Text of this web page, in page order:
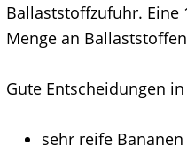
Ballaststoffzufuhr.
Menge an
Gute Entscheidungen
sehr reife Bananen